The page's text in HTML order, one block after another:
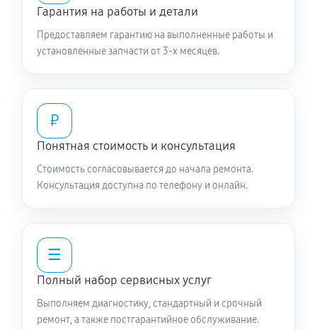
Гарантия на работы и детали
Предоставляем гарантию на выполненные работы и
установленные запчасти от 3-х месяцев.
₽
Понятная стоимость и консультация
Стоимость согласовывается до начала ремонта.
Консультация доступна по телефону и онлайн.
☰
Полный набор сервисных услуг
Выполняем диагностику, стандартный и срочный
ремонт, а также постгарантийное обслуживание.